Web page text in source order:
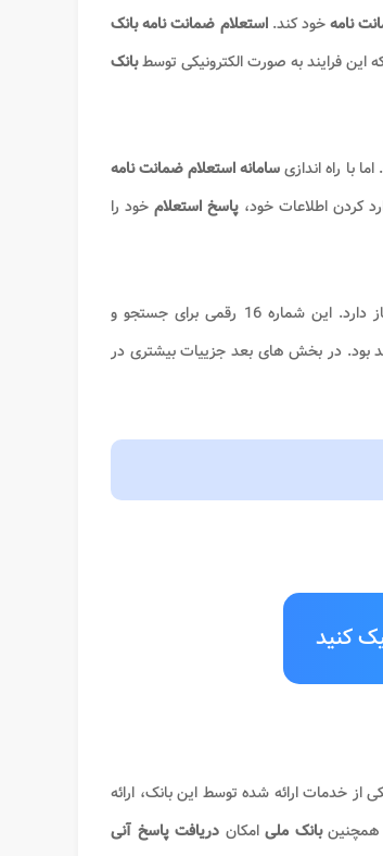
نامهخود کند.استعلام ضمانت نامه بانک
فرایند به صورت الکترونیکی توسطبانک
سامانه استعلام ضمانت نامه
کردن اطلاعات خود،پاسخ استعلامخود را
دارد. این شماره 16 رقمی برای جستجو و
بود. در بخش های بعد جزییات بیشتری در
کنید
از خدمات ارائه شده توسط این بانک، ارائه
همچنینبانک ملیامکان دریافت پاسخ آنی